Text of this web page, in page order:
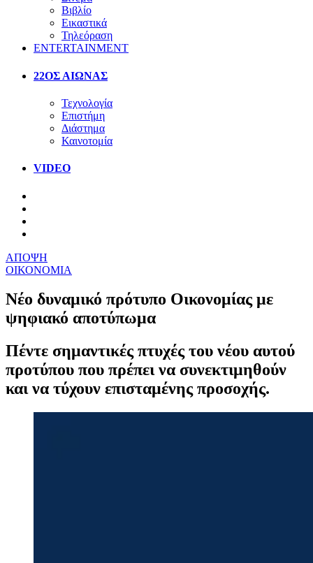
Βιβλίο
Εικαστικά
Τηλεόραση
ENTERTAINMENT
22ΟΣ ΑΙΩΝΑΣ
Τεχνολογία
Επιστήμη
Διάστημα
Καινοτομία
VIDEO
ΑΠΟΨΗ
ΟΙΚΟΝΟΜΙΑ
Νέο δυναμικό πρότυπο Οικονομίας με
ψηφιακό αποτύπωμα
Πέντε σημαντικές πτυχές του νέου αυτού
προτύπου που πρέπει να συνεκτιμηθούν
και να τύχουν επισταμένης προσοχής.